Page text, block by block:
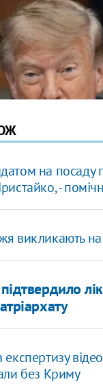
на посаду
-
викликають
без Криму